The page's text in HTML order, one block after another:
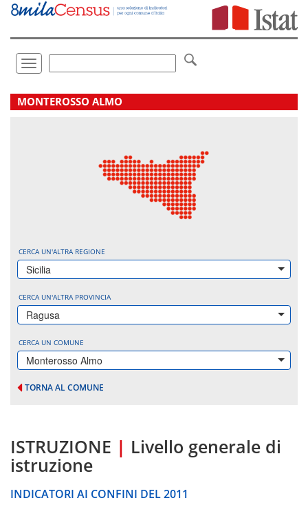
Vai
direttamente
Toggle
navigation
.
MONTEROSSO ALMO
CERCA UN'ALTRA REGIONE
Sicilia
CERCA UN'ALTRA PROVINCIA
Ragusa
CERCA UN COMUNE
Monterosso Almo
TORNA AL COMUNE
ISTRUZIONE | Livello generale di
istruzione
INDICATORI AI CONFINI DEL 2011